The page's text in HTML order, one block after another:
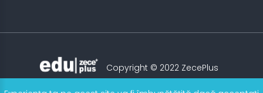
Copyright © 2022 ZecePlus